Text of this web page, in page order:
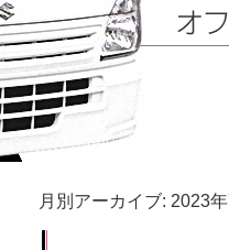
月別アーカイブ: 2023年